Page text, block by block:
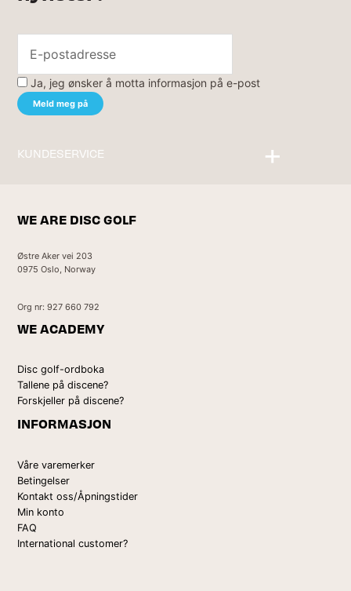
Ja, jeg ønsker å motta informasjon på e-post
KUNDESERVICE
WE ARE DISC GOLF
Østre Aker vei 203
0975 Oslo, Norway
Org nr: 927 660 792
WE ACADEMY
Disc golf-ordboka
Tallene på discene?
Forskjeller på discene?
INFORMASJON
Våre varemerker
Betingelser
Kontakt oss/Åpningstider
Min konto
FAQ
International customer?